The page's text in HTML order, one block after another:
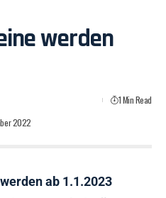
werden
2022
1 Min Read
ab 1.1.2023